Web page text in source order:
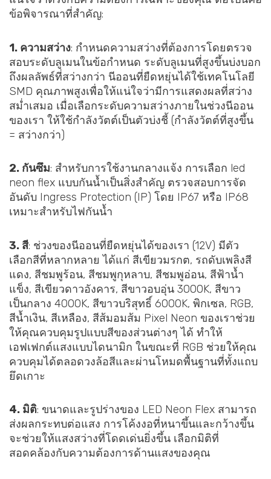
ข้อพิจารณาที่สำคัญ:
1. ความสว่าง: กำหนดความสว่างที่ต้องการโดยตรวจ
สอบระดับลูเมนในข้อกำหนด ระดับลูเมนที่สูงขึ้นบ่งบอก
ถึงผลลัพธ์ที่สว่างกว่า นีออนที่ยืดหยุ่นได้ใช้เทคโนโลยี
SMD คุณภาพสูงเพื่อให้แน่ใจว่ามีการแสดงผลที่สว่าง
สม่ำเสมอ เมื่อเลือกระดับความสว่างภายในช่วงนีออน
ของเรา ให้ใช้กำลังวัตต์เป็นตัวบ่งชี้ (กำลังวัตต์ที่สูงขึ้น
= สว่างกว่า)
2. กันซึม: สำหรับการใช้งานกลางแจ้ง การเลือก led
neon flex แบบกันน้ำเป็นสิ่งสำคัญ ตรวจสอบการจัด
อันดับ Ingress Protection (IP) โดย IP67 หรือ IP68
เหมาะสำหรับไฟกันน้ำ
3. สี: ช่วงของนีออนที่ยืดหยุ่นได้ของเรา (12V) มีตัว
เลือกสีที่หลากหลาย ได้แก่ สีเขียวมรกต, รถดับเพลิงสี
แดง, สีชมพูร้อน, สีชมพูกุหลาบ, สีชมพูอ่อน, สีฟ้าน้ำ
แข็ง, สีเขียวดาวอังคาร, สีขาวอบอุ่น 3000K, สีขาว
เป็นกลาง 4000K, สีขาวบริสุทธิ์ 6000K, พิกเซล, RGB,
สีน้ำเงิน, สีเหลือง, สีส้มอมส้ม Pixel Neon ของเราช่วย
ให้คุณควบคุมรูปแบบสีของส่วนต่างๆ ได้ ทำให้
เอฟเฟกต์แสงแบบไดนามิก ในขณะที่ RGB ช่วยให้คุณ
ควบคุมได้ตลอดวงล้อสีและผ่านโหมดพื้นฐานที่ทั้งแถบ
ยึดเกาะ
4. มิติ: ขนาดและรูปร่างของ LED Neon Flex สามารถ
ส่งผลกระทบต่อแสง การโค้งงอที่หนาขึ้นและกว้างขึ้น
จะช่วยให้แสงสว่างที่โดดเด่นยิ่งขึ้น เลือกมิติที่
สอดคล้องกับความต้องการด้านแสงของคุณ